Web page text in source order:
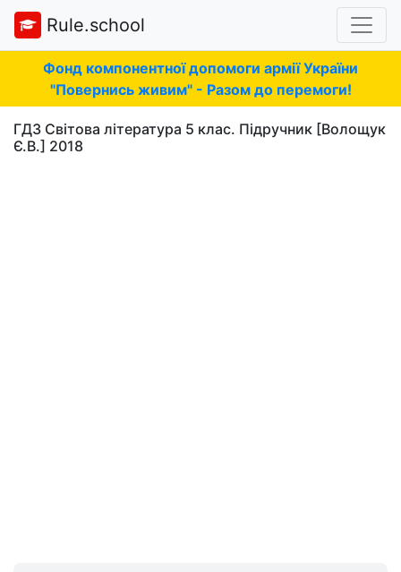
Rule.school
Фонд компонентної допомоги армії України
"Повернись живим" - Разом до перемоги!
ГДЗ Світова література 5 клас. Підручник [Волощук
Є.В.] 2018